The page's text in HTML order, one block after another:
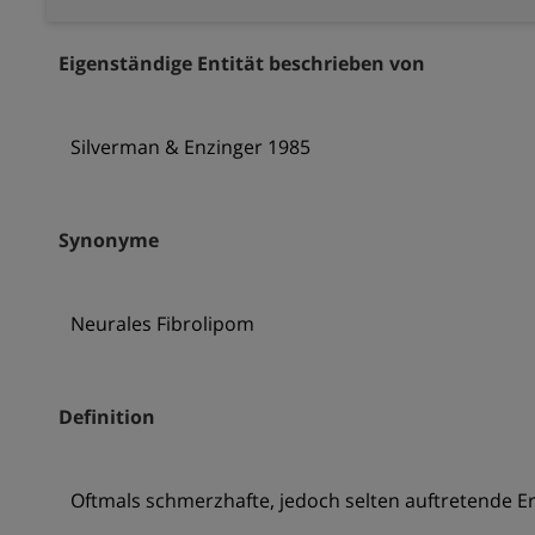
Eigenständige Entität beschrieben von
Silverman & Enzinger 1985
Synonyme
Neurales Fibrolipom
Definition
Oftmals schmerzhafte, jedoch selten auftretende